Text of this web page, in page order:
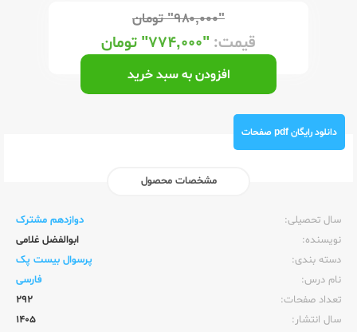
"۹۸۰,۰۰۰" تومان
قیمت: "۷۷۴,۰۰۰" تومان
افزودن به سبد خرید
دانلود رایگان pdf صفحات
مشخصات محصول
سال تحصیلی:‌
دوازدهم مشترک
نویسنده:‌
ابوالفضل غلامی
دسته بندی:
پرسوال بیست پک
نام درس:
فارسی
تعداد صفحات:‌
292
سال انتشار:‌
1405